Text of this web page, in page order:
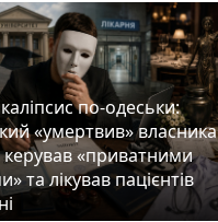
по-одеськи:
«умертвив» власника
«приватними
та лікував пацієнтів